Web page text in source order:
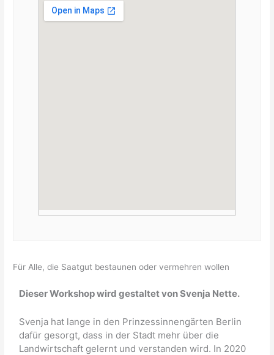
Für Alle, die Saatgut bestaunen oder vermehren wollen
Dieser Workshop wird gestaltet von Svenja Nette.
Svenja hat lange in den Prinzessinnengärten Berlin
dafür gesorgt, dass in der Stadt mehr über die
Landwirtschaft gelernt und verstanden wird. In 2020